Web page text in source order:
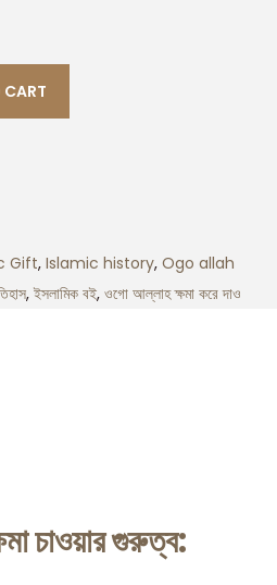
Gift, Islamic history, Ogo allah
, ইসলামিক বই, ওগো আল্লাহ ক্ষমা করে দাও
চাওয়ার গুরুত্ব: